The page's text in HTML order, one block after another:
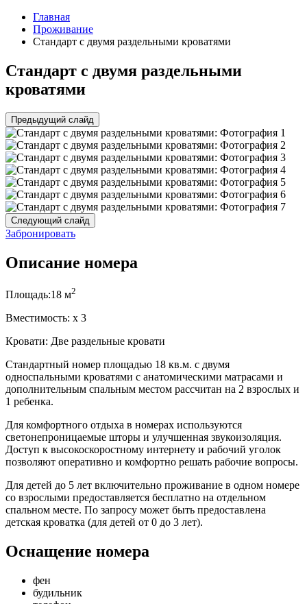
Главная
Проживание
Стандарт с двумя раздельными кроватями
Стандарт с двумя раздельными
кроватями
Предыдущий слайд
Следующий слайд
Забронировать
Описание номера
Площадь:18 м2
Вместимость: x 3
Кровати: Две раздельные кровати
Стандартный номер площадью 18 кв.м. с двумя
односпальными кроватями с анатомическими матрасами и
дополнительным спальным местом рассчитан на 2 взрослых и
1 ребенка.
Для комфортного отдыха в номерах используются
светонепроницаемые шторы и улучшенная звукоизоляция.
Доступ к высокоскоростному интернету и рабочий уголок
позволяют оперативно и комфортно решать рабочие вопросы.
Для детей до 5 лет включительно проживание в одном номере
со взрослыми предоставляется бесплатно на отдельном
спальном месте. По запросу может быть предоставлена
детская кроватка (для детей от 0 до 3 лет).
Оснащение номера
фен
будильник